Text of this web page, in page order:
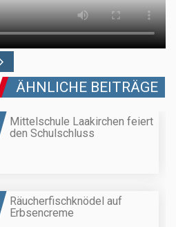
ÄHNLICHE BEITRÄGE
Mittelschule Laakirchen feiert
den Schulschluss
Räucherfischknödel auf
Erbsencreme